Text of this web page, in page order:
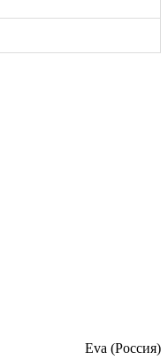
Eva (Россия)